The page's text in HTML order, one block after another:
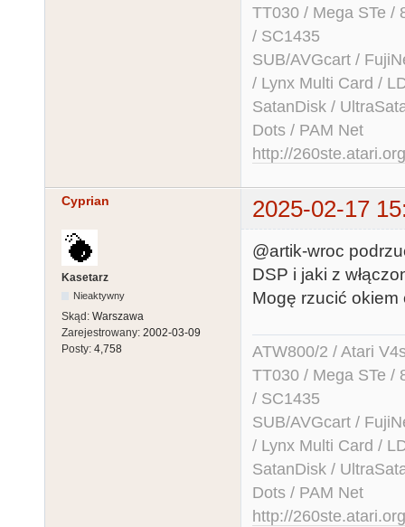
TT030 / Mega STe /
/ SC1435
SUB/AVGcart /
/ Lynx Multi Card /
SatanDisk /
Dots / PAM Net
http://260ste.atari.org
Cyprian 2025-02-17
Kasetarz
Nieaktywny
Skąd: Warszawa
Zarejestrowany: 2002-03-09
Posty: 4,758
@artik-wroc
DSP i jaki z
Mogę rzucić okiem
ATW800/2 / Atari
TT030 / Mega STe /
/ SC1435
SUB/AVGcart /
/ Lynx Multi Card /
SatanDisk /
Dots / PAM Net
http://260ste.atari.org